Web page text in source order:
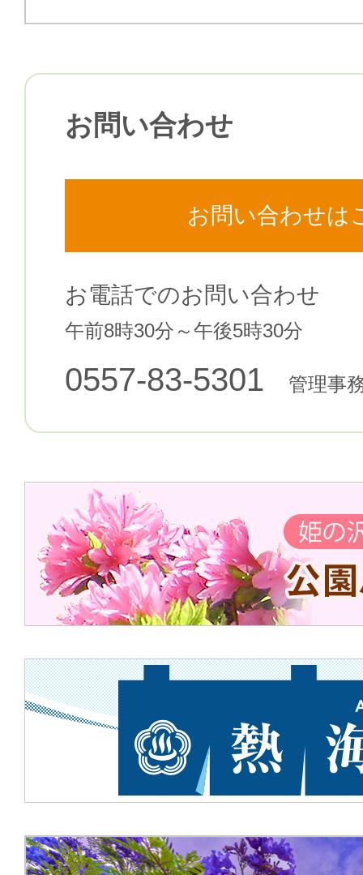
お問い合わせ
お問い合わせは
お電話でのお問い合わせ
午前8時30分～午後5時30分
0557-83-5301 管理事